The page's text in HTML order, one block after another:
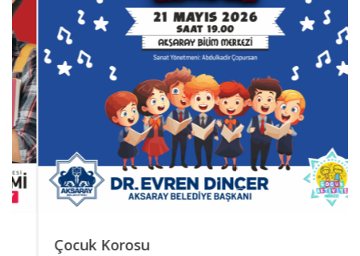
Çocuk Korosu